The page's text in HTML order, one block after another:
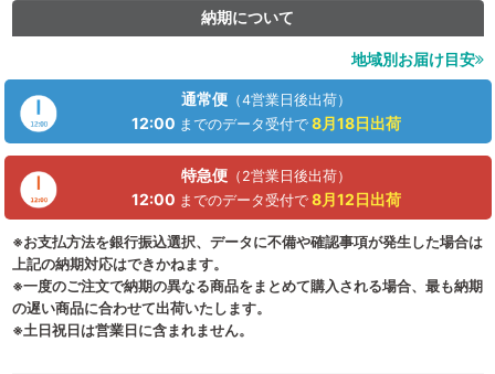
納期について
地域別お届け目安
通常便 （4営業日後出荷）
12:00 までのデータ受付で 8月18日出荷
特急便 （2営業日後出荷）
12:00 までのデータ受付で 8月12日出荷
※お支払方法を銀行振込選択、データに不備や確認事項が発生した場合は
上記の納期対応はできかねます。
※一度のご注文で納期の異なる商品をまとめて購入される場合、最も納期
の遅い商品に合わせて出荷いたします。
※土日祝日は営業日に含まれません。